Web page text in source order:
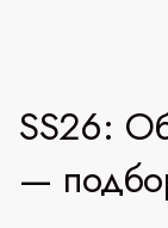
SS26:
—